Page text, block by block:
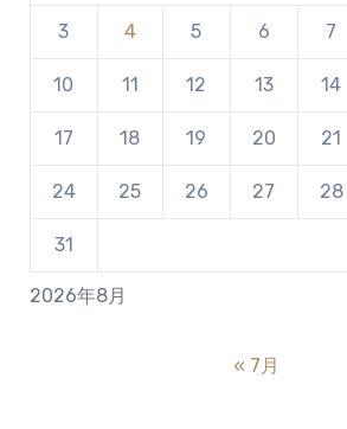
2026年8月
3 4 5 6 7
10 11 12 13 14
17 18 19 20 21
24 25 26 27 28
31
« 7月